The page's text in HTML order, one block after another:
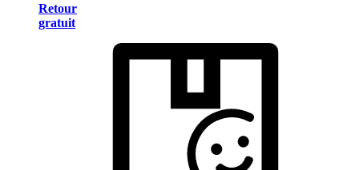
Retour
gratuit